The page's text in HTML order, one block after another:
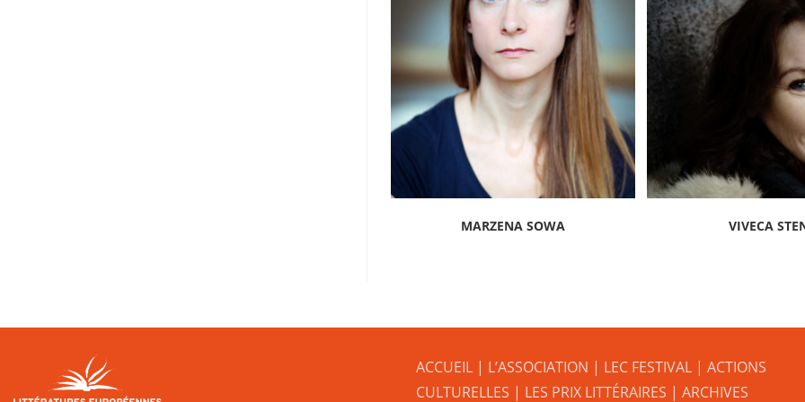
MARZENA SOWA VIVECA
ACCUEIL| L’ASSOCIATION | LEC FESTIVAL| ACTIONS
CULTURELLES | LES PRIX LITTÉRAIRES | ARCHIVES